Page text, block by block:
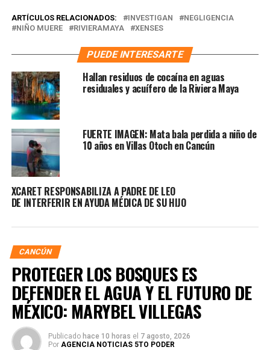
ARTÍCULOS RELACIONADOS: INVESTIGAN
NEGLIGENCIA
NIÑO MUERE
RIVIERAMAYA XENSES
PUEDE INTERESARTE
Hallan residuos de cocaína en aguas
residuales y acuífero de la Riviera Maya
FUERTE IMAGEN: Mata bala perdida a niño de
10 años en Villas Otoch en Cancún
XCARET RESPONSABILIZA A PADRE DE LEO
DE INTERFERIR EN AYUDA MÉDICA DE SU HIJO
CANCÚN
PROTEGER LOS BOSQUES ES
DEFENDER EL AGUA Y EL FUTURO DE
MÉXICO: MARYBEL VILLEGAS
Publicado hace 10 horas el 7 agosto, 2026
Por AGENCIA NOTICIAS 5TO PODER